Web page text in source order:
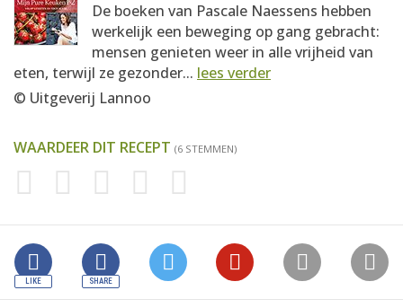
De boeken van Pascale Naessens hebben
werkelijk een beweging op gang gebracht:
mensen genieten weer in alle vrijheid van
eten, terwijl ze gezonder... lees verder
© Uitgeverij Lannoo
WAARDEER DIT RECEPT (6 STEMMEN)